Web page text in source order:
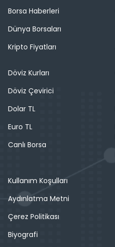
Borsa Haberleri
Dünya Borsaları
Kripto Fiyatları
Döviz Kurları
Döviz Çevirici
Dolar TL
Euro TL
Canlı Borsa
Kullanım Koşulları
Aydınlatma Metni
Çerez Politikası
Biyografi